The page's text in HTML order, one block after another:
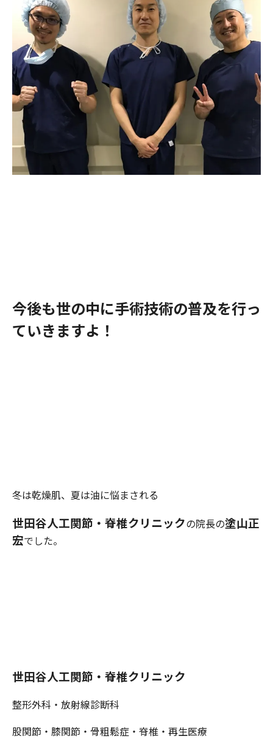
今後も世の中に手術技術の普及を行っ
ていきますよ！
冬は乾燥肌、夏は油に悩まされる
世田谷人工関節・ 脊椎クリニックの院長の塗山正
宏でした。
世田谷人工関節・脊椎クリニック
整形外科・放射線診断科
股関節・膝関節・骨粗鬆症・脊椎・再生医療